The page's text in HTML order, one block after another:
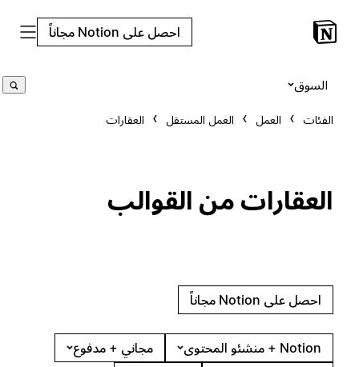
احصل على Notion مجاناً
السوق
الفئات العمل العمل المستقل العقارات
العقارات من القوالب
احصل على Notion مجاناً
Notion + منشئو المحتوى
مجاني + مدفوع